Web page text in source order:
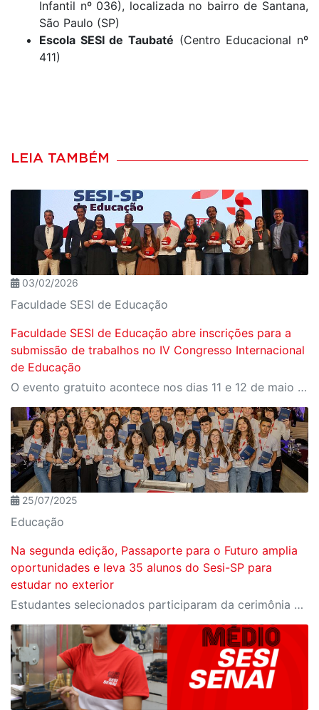
Infantil nº 036), localizada no bairro de Santana,
São Paulo (SP)
Escola SESI de Taubaté (Centro Educacional nº
411)
LEIA TAMBÉM
03/02/2026
Faculdade SESI de Educação
Faculdade SESI de Educação abre inscrições para a
submissão de trabalhos no IV Congresso Internacional
de Educação
O evento gratuito acontece nos dias 11 e 12 de maio e reunirá especialistas em torno do tema “Educação que Transforma”. As vagas para participação presencial são limitadas, e a submissão de trabalhos pode ser feita até 31 de março
25/07/2025
Educação
Na segunda edição, Passaporte para o Futuro amplia
oportunidades e leva 35 alunos do Sesi-SP para
estudar no exterior
Estudantes selecionados participaram da cerimônia oficial de entrega do passaporte, realizada no Espaço Nobre da Fiesp, em São Paulo